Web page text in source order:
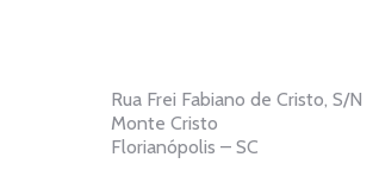
Rua Frei Fabiano de Cristo, S/N
Monte Cristo
Florianópolis – SC